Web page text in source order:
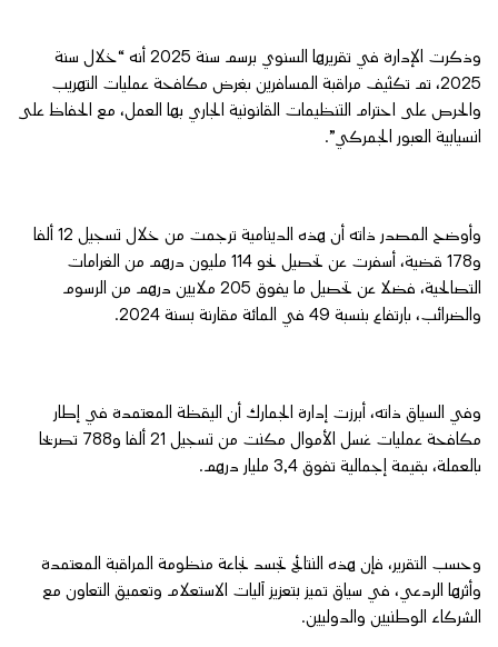
وذكرت الإدارة في تقريرها السنوي برسم سنة 2025 أنه “خلال سنة
2025، تم تكثيف مراقبة المسافرين بغرض مكافحة عمليات التهريب
والحرص على احترام التنظيمات القانونية الجاري بها العمل، مع الحفاظ على
انسيابية العبور الجمركي”.
وأوضح المصدر ذاته أن هذه الدينامية ترجمت من خلال تسجيل 12 ألفا
و178 قضية، أسفرت عن تحصيل نحو 114 مليون درهم من الغرامات
التصالحية، فضلا عن تحصيل ما يفوق 205 ملايين درهم من الرسوم
والضرائب، بارتفاع بنسبة 49 في المائة مقارنة بسنة 2024.
وفي السياق ذاته، أبرزت إدارة الجمارك أن اليقظة المعتمدة في إطار
مكافحة عمليات غسل الأموال مكنت من تسجيل 21 ألفا و788 تصريحا
بالعملة، بقيمة إجمالية تفوق 3,4 مليار درهم.
وحسب التقرير، فإن هذه النتائج تجسد نجاعة منظومة المراقبة المعتمدة
وأثرها الردعي، في سياق تميز بتعزيز آليات الاستعلام وتعميق التعاون مع
الشركاء الوطنيين والدوليين.